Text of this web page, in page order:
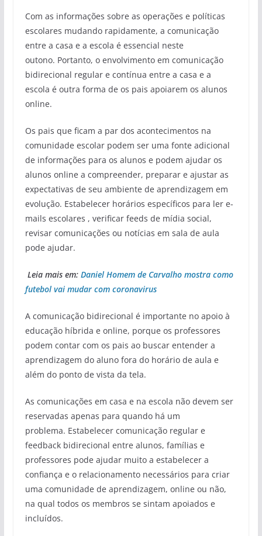
Com as informações sobre as operações e políticas
escolares mudando rapidamente, a comunicação
entre a casa e a escola é essencial neste
outono. Portanto, o envolvimento em comunicação
bidirecional regular e contínua entre a casa e a
escola é outra forma de os pais apoiarem os alunos
online.
Os pais que ficam a par dos acontecimentos na
comunidade escolar podem ser uma fonte adicional
de informações para os alunos e podem ajudar os
alunos online a compreender, preparar e ajustar as
expectativas de seu ambiente de aprendizagem em
evolução. Estabelecer horários específicos para ler e-
mails escolares , verificar feeds de mídia social,
revisar comunicações ou notícias em sala de aula
pode ajudar.
Leia mais em: Daniel Homem de Carvalho mostra como
futebol vai mudar com coronavirus
A comunicação bidirecional é importante no apoio à
educação híbrida e online, porque os professores
podem contar com os pais ao buscar entender a
aprendizagem do aluno fora do horário de aula e
além do ponto de vista da tela.
As comunicações em casa e na escola não devem ser
reservadas apenas para quando há um
problema. Estabelecer comunicação regular e
feedback bidirecional entre alunos, famílias e
professores pode ajudar muito a estabelecer a
confiança e o relacionamento necessários para criar
uma comunidade de aprendizagem, online ou não,
na qual todos os membros se sintam apoiados e
incluídos.